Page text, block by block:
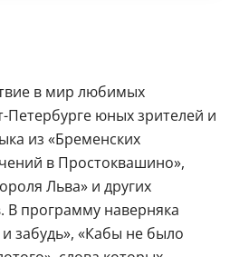
в мир любимых
Петербурге юных зрителей и
из «Бременских
в Простоквашино»,
Льва» и других
В программу наверняка
забудь», «Кабы не было